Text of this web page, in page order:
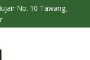
No. 10 Tawang,